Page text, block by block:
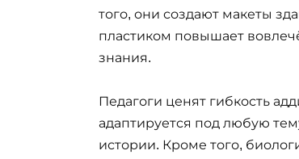
того, они создают макеты
пластиком повышает
знания.
Педагоги ценят гибкость
адаптируется под любую
истории. Кроме того,